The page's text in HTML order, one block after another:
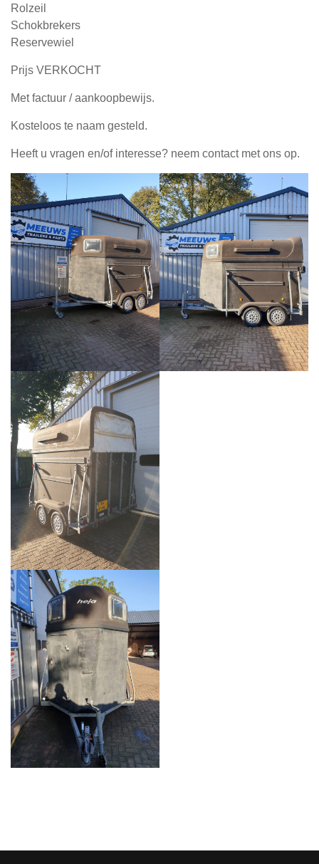
Rolzeil
Schokbrekers
Reservewiel
Prijs VERKOCHT
Met factuur / aankoopbewijs.
Kosteloos te naam gesteld.
Heeft u vragen en/of interesse? neem contact met ons op.